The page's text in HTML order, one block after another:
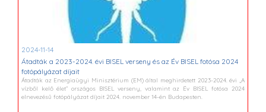
2024-11-14
Átadták a 2023-2024. évi BISEL verseny és az Év BISEL fotósa 2024
fotópályázat díjait
Átadták az Energiaügyi Minisztérium (EM) által meghirdetett 2023-2024. évi „A
vízből kelő élet” országos BISEL verseny, valamint az Év BISEL fotósa 2024
elnevezésű fotópályázat díjait 2024. november 14-én Budapesten.